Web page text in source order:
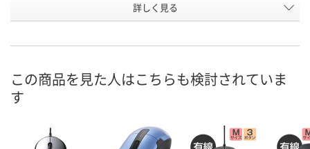
A062288 H981517
8月8日（土）
カゴへ カゴへ カ
詳しく見る
この商品を見た人はこちらも検討されていま
す